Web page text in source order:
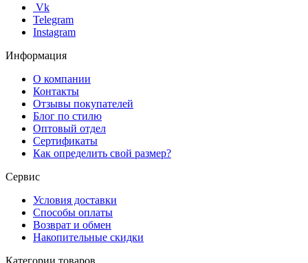
Vk
Telegram
Instagram
Информация
О компании
Контакты
Отзывы покупателей
Блог по стилю
Оптовый отдел
Сертификаты
Как определить свой размер?
Сервис
Условия доставки
Способы оплаты
Возврат и обмен
Накопительные скидки
Категории товаров